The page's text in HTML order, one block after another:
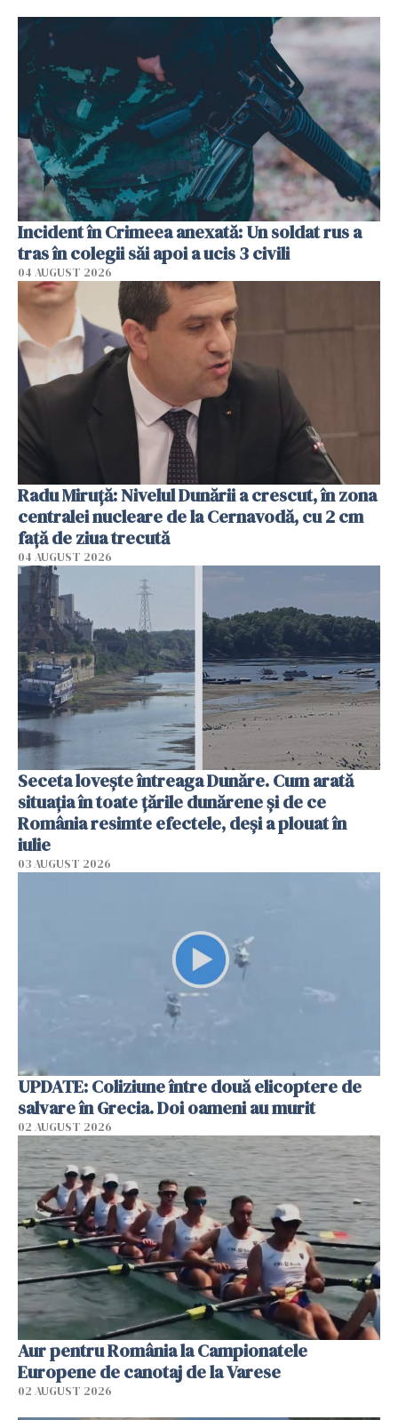
Incident în Crimeea anexată: Un soldat rus a
tras în colegii săi apoi a ucis 3 civili
04 AUGUST 2026
Radu Miruţă: Nivelul Dunării a crescut, în zona
centralei nucleare de la Cernavodă, cu 2 cm
faţă de ziua trecută
04 AUGUST 2026
Seceta lovește întreaga Dunăre. Cum arată
situația în toate țările dunărene și de ce
România resimte efectele, deși a plouat în
iulie
03 AUGUST 2026
UPDATE: Coliziune între două elicoptere de
salvare în Grecia. Doi oameni au murit
02 AUGUST 2026
Aur pentru România la Campionatele
Europene de canotaj de la Varese
02 AUGUST 2026